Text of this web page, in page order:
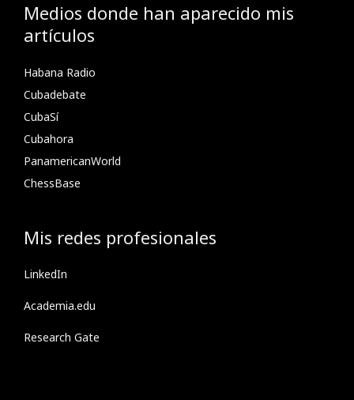
Medios donde han aparecido mis
artículos
Habana Radio
Cubadebate
CubaSí
Cubahora
PanamericanWorld
ChessBase
Mis redes profesionales
LinkedIn
Academia.edu
Research Gate